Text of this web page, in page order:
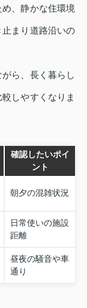
、静かな住環境
まり道路沿いの
ら、長く暮らし
しやすくなりま
確認したいポイ
ント
朝夕の混雑状況
日常使いの施設
距離
昼夜の騒音や車
通り